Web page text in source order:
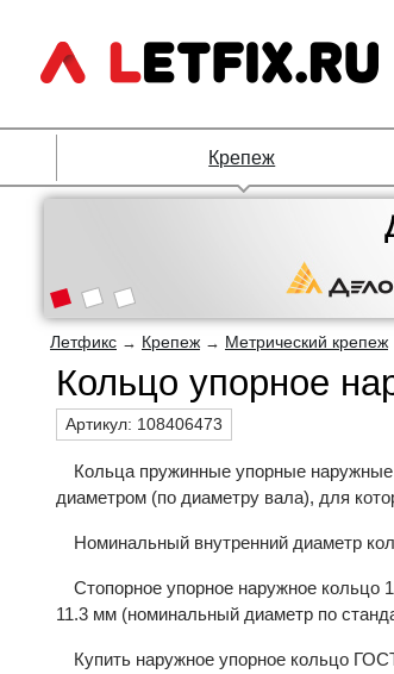
Крепеж
Летфикс → Крепеж → Метрический крепеж
Кольцо упорное
Артикул: 108406473
Кольца пружинные упорные
диаметром (по диаметру вала), для
Номинальный внутренний диаметр
Стопорное упорное наружное кольцо
11.3 мм (номинальный диаметр по
Купить наружное упорное кольцо